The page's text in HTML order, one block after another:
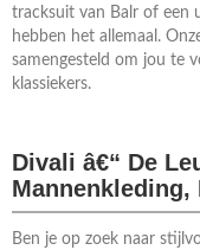
tracksuit van Balr of een
hebben het allemaal.
samengesteld om jou te
klassiekers.
Divali â€“ De
Mannenkleding,
Ben je op zoek naar